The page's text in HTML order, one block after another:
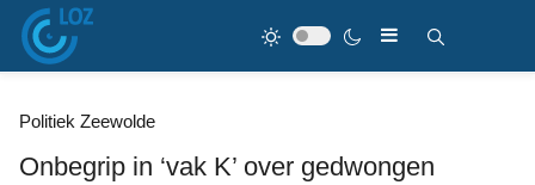
Politiek Zeewolde
Onbegrip in ‘vak K’ over gedwongen